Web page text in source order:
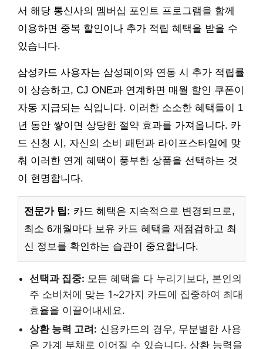
서 해당 통신사의 멤버십 포인트 프로그램을 함께
이용하면 중복 할인이나 추가 적립 혜택을 받을 수
있습니다.
삼성카드 사용자는 삼성페이와 연동 시 추가 적립률
이 상승하고, CJ ONE과 연계하면 매월 할인 쿠폰이
자동 지급되는 식입니다. 이러한 소소한 혜택들이 1
년 동안 쌓이면 상당한 절약 효과를 가져옵니다. 카
드 신청 시, 자신의 소비 패턴과 라이프스타일에 맞
춰 이러한 연계 혜택이 풍부한 상품을 선택하는 것
이 현명합니다.
전문가 팁: 카드 혜택은 지속적으로 변경되므로,
최소 6개월마다 보유 카드 혜택을 재점검하고 최
신 정보를 확인하는 습관이 중요합니다.
선택과 집중: 모든 혜택을 다 누리기보다, 본인의
주 소비처에 맞는 1~2가지 카드에 집중하여 최대
효율을 이끌어내세요.
상환 능력 고려: 신용카드의 경우, 무분별한 사용
은 가계 부채로 이어질 수 있습니다. 상환 능력을